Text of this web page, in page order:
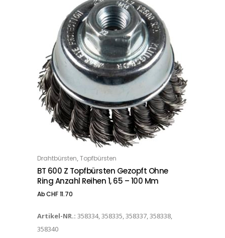
OPTIONS
Drahtbürsten,Topfbürsten
BT 600 Z Topfbürsten Gezopft Ohne
Ring Anzahl Reihen 1, 65 – 100 Mm
AbCHF11.70
Artikel-NR.: 358334, 358335, 358337, 358338,
358340